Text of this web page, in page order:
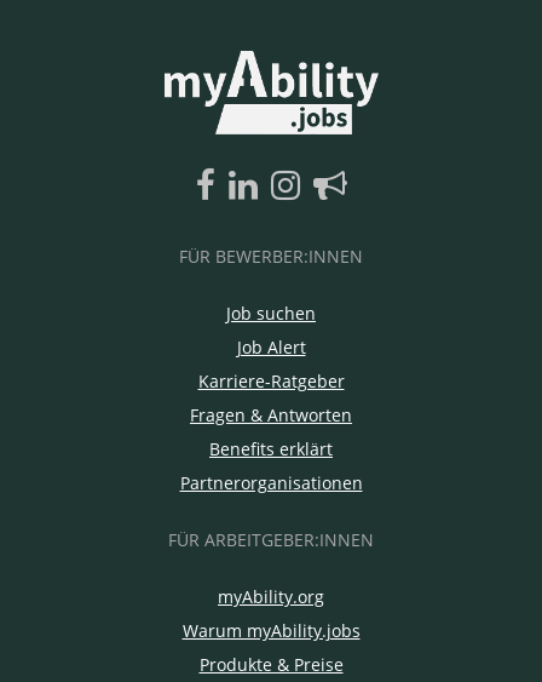
FÜR BEWERBER:INNEN
Job suchen
Job Alert
Karriere-Ratgeber
Fragen & Antworten
Benefits erklärt
Partnerorganisationen
FÜR ARBEITGEBER:INNEN
myAbility.org
Warum myAbility.jobs
Produkte & Preise